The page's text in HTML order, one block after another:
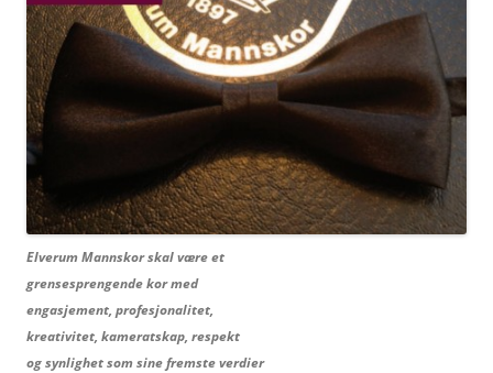
Elverum Mannskor skal være et
grensesprengende kor med
engasjement, profesjonalitet,
kreativitet, kameratskap, respekt
og synlighet som sine fremste verdier